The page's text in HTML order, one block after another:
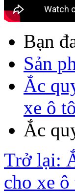
Bạn
Sản
Ắc
xe ô
Ắc
Trở lại:
cho xe